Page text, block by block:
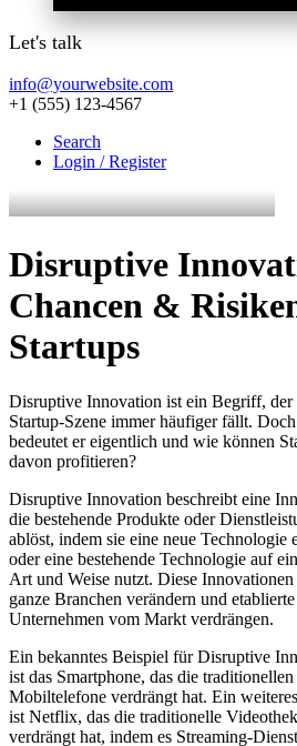
Let's talk
info@yourwebsite.com
+1 (555) 123-4567
Search
Login / Register
Disruptive
Chancen &
Startups
Disruptive Innovation ist ein Begriff, der
Startup-Szene immer häufiger fällt.
bedeutet er eigentlich und wie können
davon profitieren?
Disruptive Innovation beschreibt eine
die bestehende Produkte oder
ablöst, indem sie eine neue Technologie
oder eine bestehende Technologie auf
Art und Weise nutzt. Diese Innovationen
ganze Branchen verändern und etablierte
Unternehmen vom Markt verdrängen.
Ein bekanntes Beispiel für Disruptive
ist das Smartphone, das die traditionellen
Mobiltelefone verdrängt hat. Ein
ist Netflix, das die traditionelle Videothek
verdrängt hat, indem es Streaming-